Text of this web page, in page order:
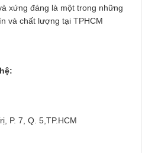
xứng đáng là một trong những
và chất lượng tại TPHCM
P. 7, Q. 5,TP.HCM